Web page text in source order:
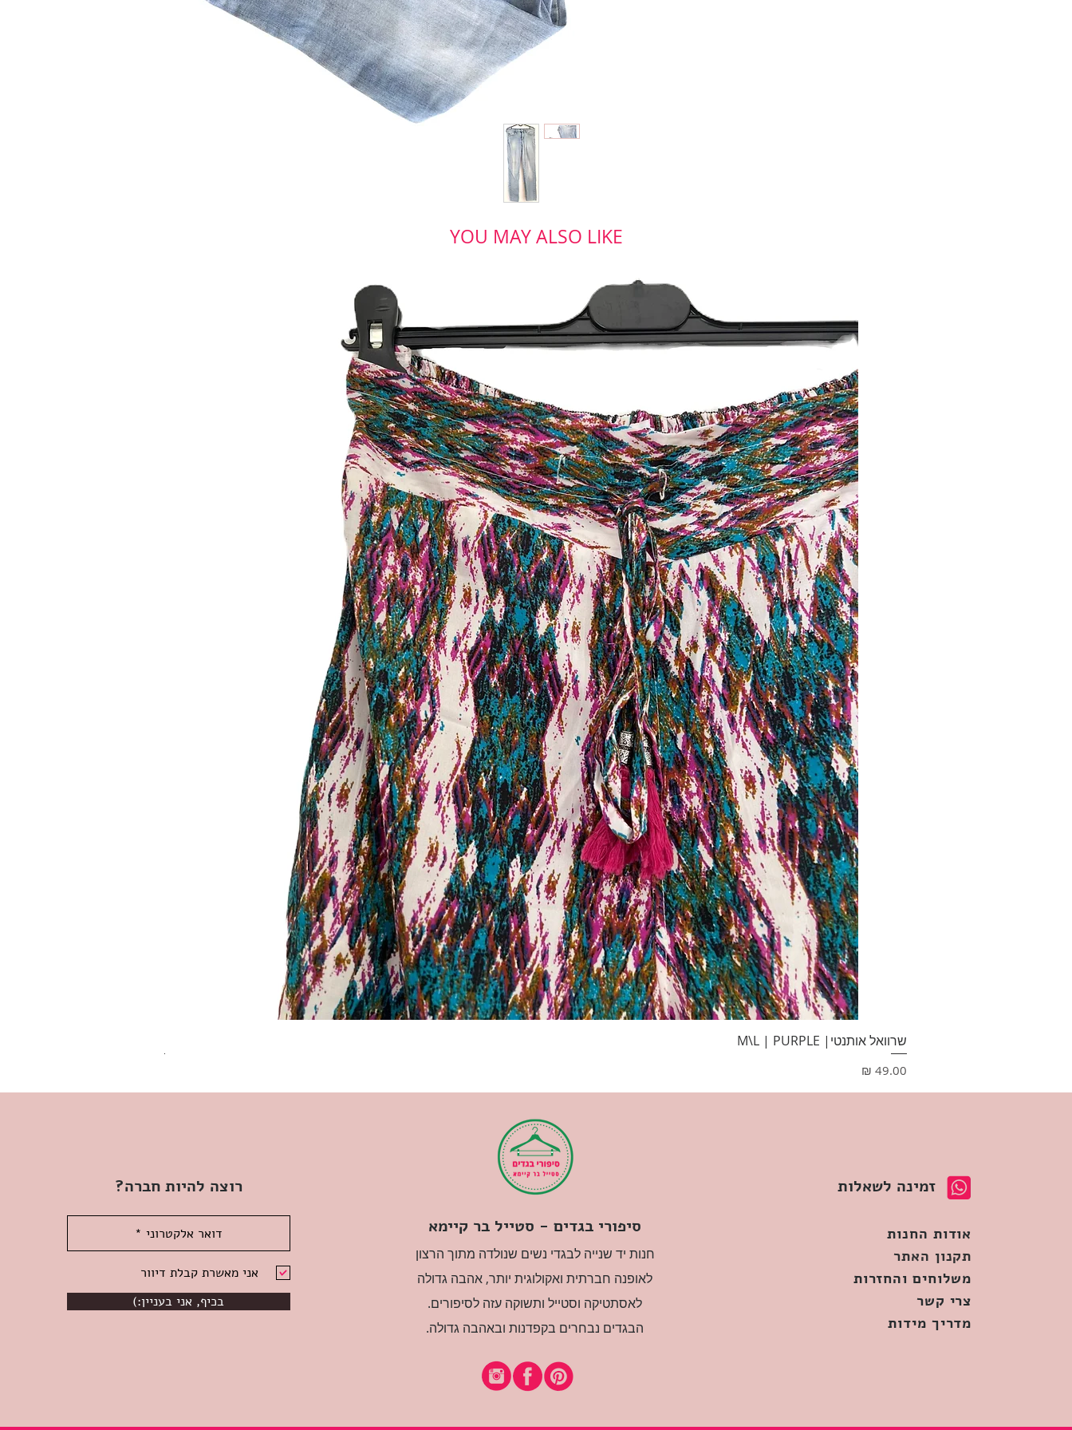
YOU MAY ALSO LIKE
שרוואל אותנטי| M\L | PURPLE
מחיר
רוצה להיות חברה?
אני מאשרת קבלת דיוור
(:בכיף, אני בעניין
סיפורי בגדים - סטייל בר קיימא
חנות יד שנייה לבגדי נשים שנולדה מתוך הרצון
לאופנה חברתית ואקולוגית יותר, אהבה גדולה
לאסתטיקה וסטייל ותשוקה עזה לסיפורים.
הבגדים נבחרים בקפדנות ובאהבה גדולה.
זמינה לשאלות
אודות החנות
תקנון האתר
משלוחים והחזרות
צרי קשר
מדריך מידות